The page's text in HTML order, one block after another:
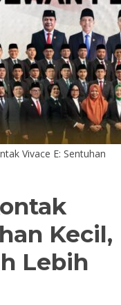
Vivace E: Sentuhan
Kecil,
Lebih